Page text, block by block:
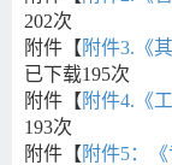
202次
附件【 附件3.《
已下载195次
附件【 附件4.《
193次
附件【 附件5：